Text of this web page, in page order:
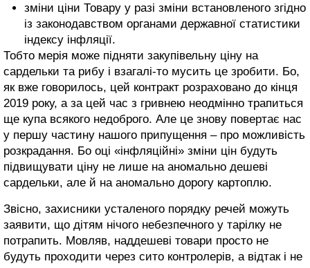
зміни ціни Товару у разі зміни встановленого згідно
із законодавством органами державної статистики
індексу інфляції.
Тобто мерія може підняти закупівельну ціну на
сардельки та рибу і взагалі-то мусить це зробити. Бо,
як вже говорилось, цей контракт розраховано до кінця
2019 року, а за цей час з гривнею неодмінно трапиться
ще купа всякого недоброго. Але це знову повертає нас
у першу частину нашого припущення – про можливість
розкрадання. Бо оці «інфляційні» зміни цін будуть
підвищувати ціну не лише на аномально дешеві
сардельки, але й на аномально дорогу картоплю.
Звісно, захисники усталеного порядку речей можуть
заявити, що дітям нічого небезпечного у тарілку не
потрапить. Мовляв, наддешеві товари просто не
будуть проходити через сито контролерів, а відтак і не